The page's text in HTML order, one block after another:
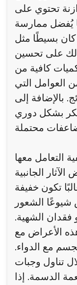
تحتوي على
يُفضل ممارسة
كان بسيطًا مثل
على تحسين
كافية من
العوامل التي
بالإضافة إلى
بشكل دوري
التعامل معها
الجانبية
تكون خفيفة
شيوعًا الشعور
فقدان الشهية.
الأعراض مع
مع الدواء.
تناول وجبات
الدسمة. إذا